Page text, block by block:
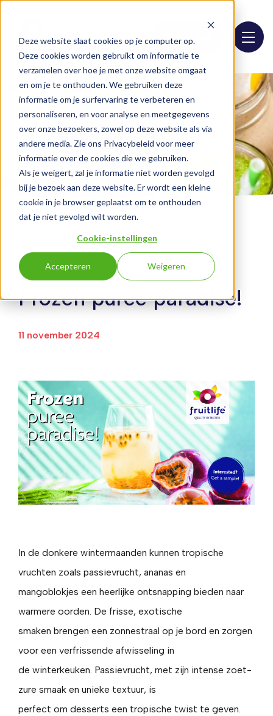
Deze website slaat cookies op je computer op.
Deze cookies worden gebruikt om informatie te
verzamelen over hoe je met onze website omgaat
en om je te onthouden. We gebruiken deze
informatie om je surfervaring te verbeteren en
personaliseren, en voor analyse en meetgegevens
over onze bezoekers, zowel op deze website als via
andere media. Zie ons Privacybeleid voor meer
informatie over de cookies die we gebruiken.
Als je weigert, zal je informatie niet worden gevolgd
bij je bezoek aan deze website. Er wordt een kleine
cookie in je browser geplaatst om te onthouden
dat je niet gevolgd wilt worden.
Cookie-instellingen
Accepteren Weigeren
Bestel hier
Nieuws Frozen puree paradise!
Frozen puree paradise!
11 november 2024
In de donkere wintermaanden kunnen tropische
vruchten zoals passievrucht, ananas en
mangoblokjes een heerlijke ontsnapping bieden naar
warmere oorden. De frisse, exotische
smaken brengen een zonnestraal op je bord en zorgen
voor een verfrissende afwisseling in
de winterkeuken. Passievrucht, met zijn intense zoet-
zure smaak en unieke textuur, is
perfect om desserts een tropische twist te geven.